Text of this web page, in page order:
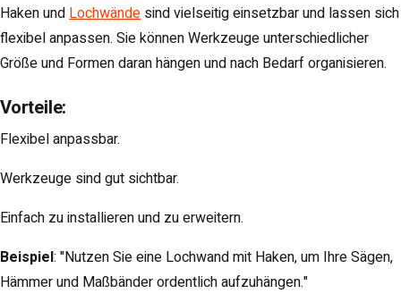
Haken undLochwände sind vielseitig einsetzbar und lassen sich
flexibel anpassen. Sie können Werkzeuge unterschiedlicher
Größe und Formen daran hängen und nach Bedarf organisieren.
Vorteile:
Flexibel anpassbar.
Werkzeuge sind gut sichtbar.
Einfach zu installieren und zu erweitern.
Beispiel: "Nutzen Sie eine Lochwand mit Haken, um Ihre Sägen,
Hämmer und Maßbänder ordentlich aufzuhängen."